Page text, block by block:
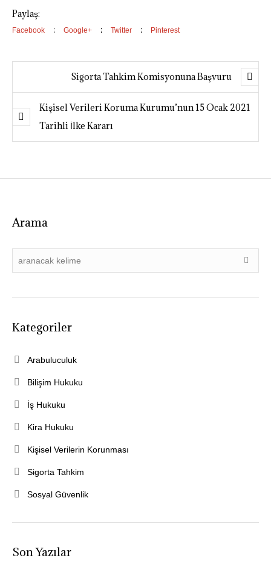
Paylaş:
Facebook Google+ Twitter Pinterest
Sigorta Tahkim Komisyonuna Başvuru
Kişisel Verileri Koruma Kurumu’nun 15 Ocak 2021
Tarihli İlke Kararı
Arama
Kategoriler
Arabuluculuk
Bilişim Hukuku
İş Hukuku
Kira Hukuku
Kişisel Verilerin Korunması
Sigorta Tahkim
Sosyal Güvenlik
Son Yazılar